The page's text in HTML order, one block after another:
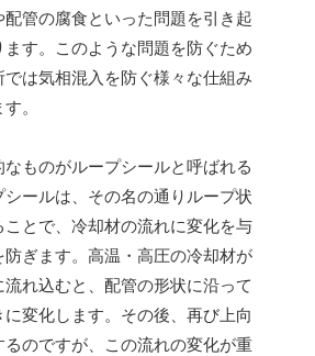
配管の腐食といった問題を引き起
ます。このような問題を防ぐため
は気相混入を防ぐ様々な仕組み
。
ものがループシールと呼ばれる
ールは、その名の通りループ状
ことで、冷却材の流れに変化を与
防ぎます。高温・高圧の冷却材が
流れ込むと、配管の形状に沿って
変化します。その後、再び上向
るのですが、この流れの変化が重